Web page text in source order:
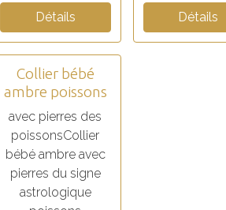
Détails Détails
Collier bébé
ambre poissons
avec pierres des
poissonsCollier
bébé ambre avec
pierres du signe
astrologique